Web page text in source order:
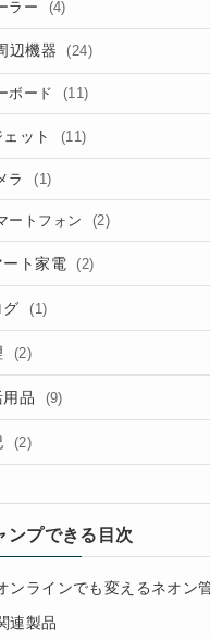
ラー (4)
辺機器 (24)
ボード (11)
ット (11)
ラ (1)
ートフォン (2)
ート家電 (2)
グ (1)
(2)
用品 (9)
(2)
ンプできる目次
ンラインでも変えるネオン
連製品